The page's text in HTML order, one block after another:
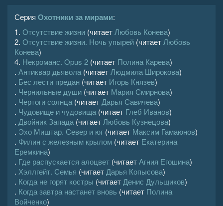
Серия Охотники за мирами:
1. Отсутствие жизни (читает Любовь Конева)
2. Отсутствие жизни. Ночь упырей (читает Любовь
Конева)
4. Некроманс. Opus 2 (читает Полина Карева)
. Антиквар дьявола (читает Людмила Широкова)
. Бес лести предан (читает Игорь Князев)
. Чернильные души (читает Мария Смирнова)
. Чертоги солнца (читает Дарья Савичева)
. Чудовище и чудовища (читает Глеб Иванов)
. Двойник Запада (читает Любовь Кузнецова)
. Эхо Миштар. Север и юг (читает Максим Гамаюнов)
. Филин с железным крылом (читает Екатерина
Еремкина)
. Где распускается алоцвет (читаетАгния Егошина)
. Хэллгейт. Семья (читает Дарья Копысова)
. Когда не горят костры (читает Денис Дульщиков)
. Когда завтра настанет вновь (читает Полина
Войченко)